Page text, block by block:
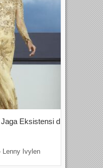
Eksistensi di
Lenny Ivylen